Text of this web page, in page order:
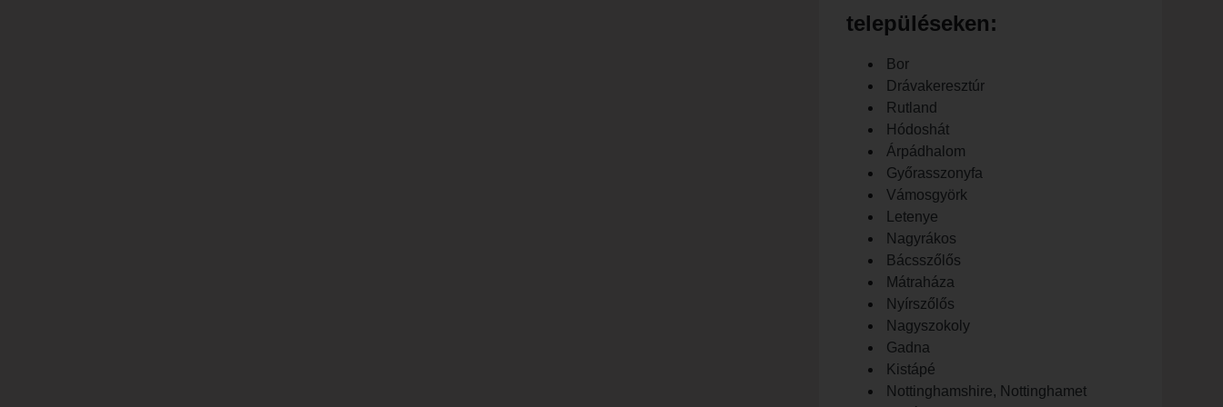
településeken:
Bor
Drávakeresztúr
Rutland
Hódoshát
Árpádhalom
Győrasszonyfa
Vámosgyörk
Letenye
Nagyrákos
Bácsszőlős
Mátraháza
Nyírszőlős
Nagyszokoly
Gadna
Kistápé
Nottinghamshire, Nottinghamet